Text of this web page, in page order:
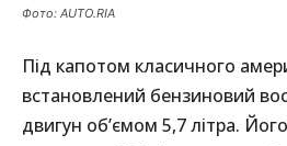
Фото: AUTO.RIA
Під капотом класичного
встановлений бензиновий
двигун об’ємом 5,7 літра.